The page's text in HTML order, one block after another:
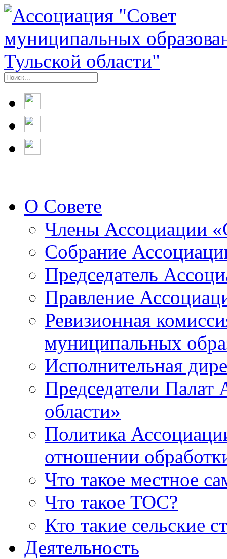
О Совете
Члены Ассоциации
Собрание
Председатель
Правление
Ревизионная
муниципальных
Исполнительная
Председатели
области»
Политика
отношении
Что такое местное
Что такое ТОС?
Кто такие сельские
Деятельность